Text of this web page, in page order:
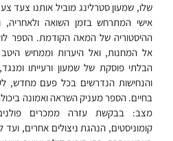
שלו, שמעון סטרלינג מוביל אותנו צעד
אישי המתרחש בזמן השואה ולאחריה,
ההיסטוריה של המאה הקודמת. הספר
אל המחנות, ואל היערות וממחיש
הבלתי פוסקת של שמעון ורעייתו
והנחישות הנדרשים בכל פעם מחדש,
בחיים. הספר מעניק השראה ואמונה
מצב: בבקשת עזרה ממכרים
קומוניסטים, הנהגת ניצולים אחרים,